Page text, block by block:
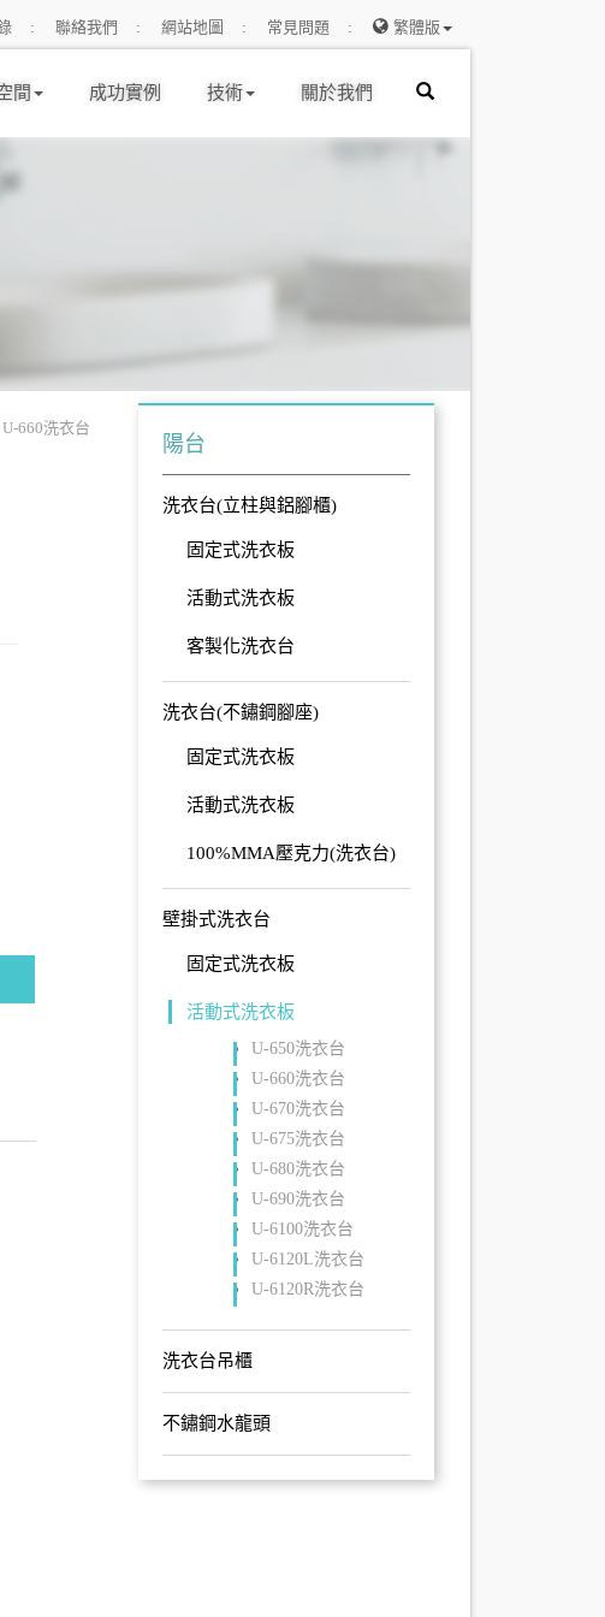
聯絡我們 網站地圖 常見問題 繁體版
間 成功實例 技術 關於我們
U-660洗衣台
陽台
洗衣台(立柱與鋁腳櫃)
固定式洗衣板
活動式洗衣板
客製化洗衣台
洗衣台(不鏽鋼腳座)
固定式洗衣板
活動式洗衣板
100%MMA壓克力(洗衣台)
壁掛式洗衣台
固定式洗衣板
活動式洗衣板
U-650洗衣台
U-660洗衣台
U-670洗衣台
U-675洗衣台
U-680洗衣台
U-690洗衣台
U-6100洗衣台
U-6120L洗衣台
U-6120R洗衣台
洗衣台吊櫃
不鏽鋼水龍頭